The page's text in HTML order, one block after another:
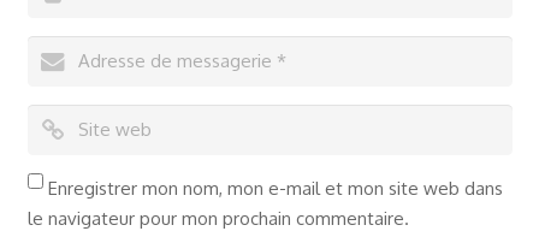
Enregistrer mon nom, mon e-mail et mon site web dans
le navigateur pour mon prochain commentaire.